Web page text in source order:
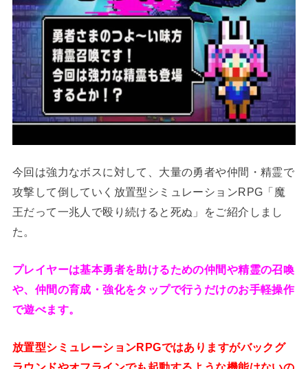
今回は強力なボスに対して、大量の勇者や仲間・精霊で
攻撃して倒していく放置型シミュレーションRPG「魔
王だって一兆人で殴り続けると死ぬ」をご紹介しまし
た。
プレイヤーは基本勇者を助けるための仲間や精霊の召喚
や、仲間の育成・強化をタップで行うだけのお手軽操作
で遊べます。
放置型シミュレーションRPGではありますがバックグ